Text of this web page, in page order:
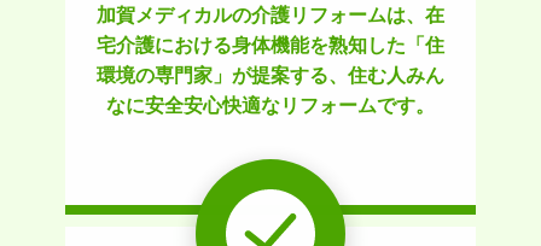
加賀メディカルの介護リフォームは、在
宅介護における身体機能を熟知した「住
環境の専門家」が提案する、住む人みん
なに安全安心快適なリフォームです。